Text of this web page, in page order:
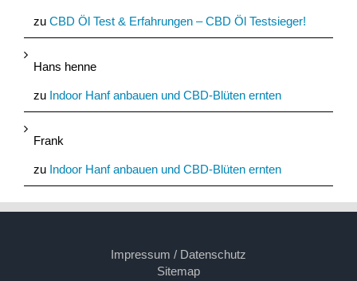
zu CBD Öl Test & Erfahrungen – CBD Öl Testsieger!
Hans henne
zu Indoor Hanf anbauen und CBD-Blüten ernten
Frank
zu Indoor Hanf anbauen und CBD-Blüten ernten
Impressum / Datenschutz
Sitemap